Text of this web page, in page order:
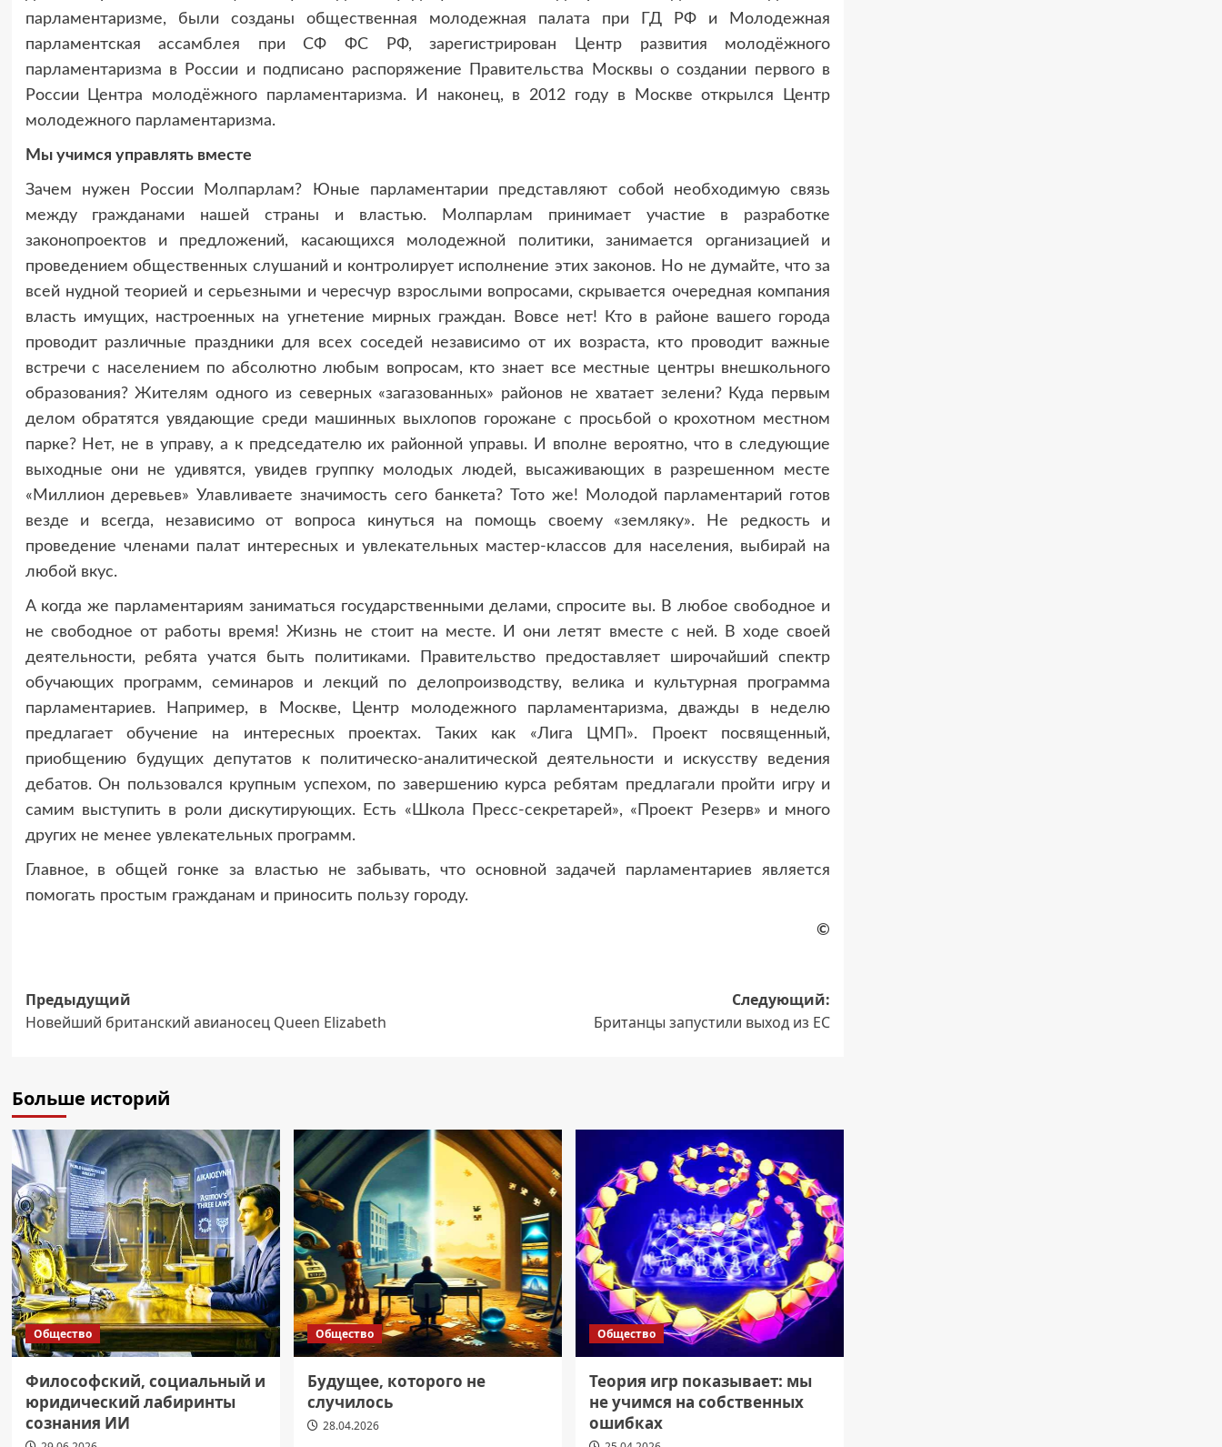
парламентаризме, были созданы общественная молодежная палата при ГД РФ и Молодежная
парламентская ассамблея при СФ ФС РФ, зарегистрирован Центр развития молодёжного
парламентаризма в России и подписано распоряжение Правительства Москвы о создании первого в
России Центра молодёжного парламентаризма. И наконец, в 2012 году в Москве открылся Центр
молодежного парламентаризма.
Мы учимся управлять вместе
Зачем нужен России Молпарлам? Юные парламентарии представляют собой необходимую связь
между гражданами нашей страны и властью. Молпарлам принимает участие в разработке
законопроектов и предложений, касающихся молодежной политики, занимается организацией и
проведением общественных слушаний и контролирует исполнение этих законов. Но не думайте, что за
всей нудной теорией и серьезными и чересчур взрослыми вопросами, скрывается очередная компания
власть имущих, настроенных на угнетение мирных граждан. Вовсе нет! Кто в районе вашего города
проводит различные праздники для всех соседей независимо от их возраста, кто проводит важные
встречи с населением по абсолютно любым вопросам, кто знает все местные центры внешкольного
образования? Жителям одного из северных «загазованных» районов не хватает зелени? Куда первым
делом обратятся увядающие среди машинных выхлопов горожане с просьбой о крохотном местном
парке? Нет, не в управу, а к председателю их районной управы. И вполне вероятно, что в следующие
выходные они не удивятся, увидев группку молодых людей, высаживающих в разрешенном месте
«Миллион деревьев» Улавливаете значимость сего банкета? Тото же! Молодой парламентарий готов
везде и всегда, независимо от вопроса кинуться на помощь своему «земляку». Не редкость и
проведение членами палат интересных и увлекательных мастер-классов для населения, выбирай на
любой вкус.
А когда же парламентариям заниматься государственными делами, спросите вы. В любое свободное и
не свободное от работы время! Жизнь не стоит на месте. И они летят вместе с ней. В ходе своей
деятельности, ребята учатся быть политиками. Правительство предоставляет широчайший спектр
обучающих программ, семинаров и лекций по делопроизводству, велика и культурная программа
парламентариев. Например, в Москве, Центр молодежного парламентаризма, дважды в неделю
предлагает обучение на интересных проектах. Таких как «Лига ЦМП». Проект посвященный,
приобщению будущих депутатов к политическо-аналитической деятельности и искусству ведения
дебатов. Он пользовался крупным успехом, по завершению курса ребятам предлагали пройти игру и
самим выступить в роли дискутирующих. Есть «Школа Пресс-секретарей», «Проект Резерв» и много
других не менее увлекательных программ.
Главное, в общей гонке за властью не забывать, что основной задачей парламентариев является
помогать простым гражданам и приносить пользу городу.
©
Навигация
записи
Предыдущий
Новейший британский авианосец Queen Elizabeth
Следующий:
Британцы запустили выход из ЕС
Больше историй
Общество
Философский, социальный и
юридический лабиринты
сознания ИИ
Общество
Будущее, которого не
случилось
28.04.2026
Общество
Теория игр показывает: мы
не учимся на собственных
ошибках